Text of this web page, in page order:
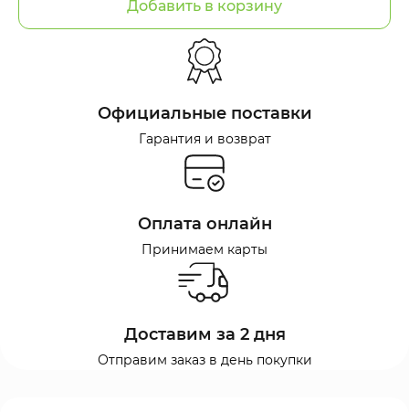
Добавить в корзину
Официальные поставки
Гарантия и возврат
Оплата онлайн
Принимаем карты
Доставим за 2 дня
Отправим заказ в день покупки